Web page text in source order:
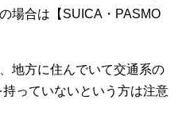
場合は【SUICA・PASMO
地方に住んでいて交通系の
っていないという方は注意